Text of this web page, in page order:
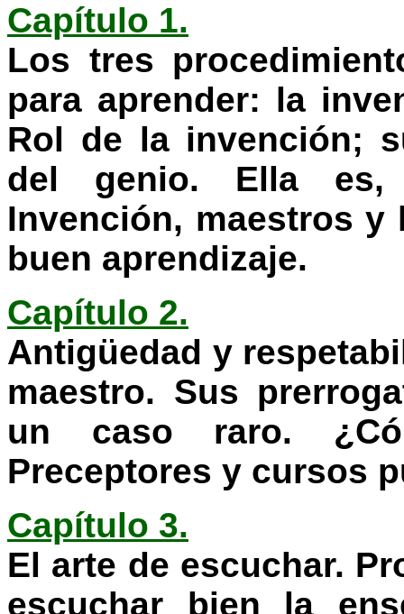
Capítulo 1.
Los tres
para aprender: la
Rol de la invención;
del genio. Ella es,
Invención, maestros
buen aprendizaje.
Capítulo 2.
Antigüedad y
maestro. Sus
un caso raro.
Preceptores y cursos
Capítulo 3.
El arte de escuchar.
escuchar bien la